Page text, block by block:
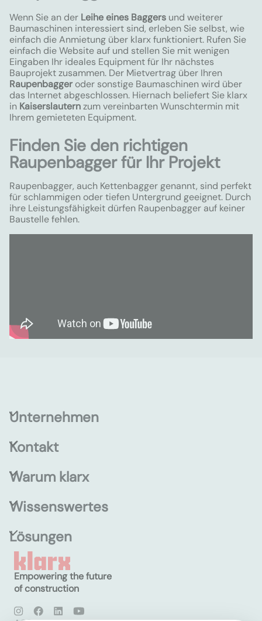
Wenn Sie an der Leihe eines Baggers und weiterer
Baumaschinen interessiert sind, erleben Sie selbst, wie
einfach die Anmietung über klarx funktioniert. Rufen Sie
einfach die Website auf und stellen Sie mit wenigen
Eingaben Ihr ideales Equipment für Ihr nächstes
Bauprojekt zusammen. Der Mietvertrag über Ihren
Raupenbagger oder sonstige Baumaschinen wird über
das Internet abgeschlossen. Hiernach beliefert Sie klarx
in Kaiserslauternzum vereinbarten Wunschtermin mit
Ihrem gemieteten Equipment.
Finden Sie den richtigen
Raupenbagger für Ihr Projekt
Raupenbagger, auch Kettenbagger genannt, sind perfekt
für schlammigen oder tiefen Untergrund geeignet. Durch
ihre Leistungsfähigkeit dürfen Raupenbagger auf keiner
Baustelle fehlen.
Unternehmen
Kontakt
Warum klarx
Wissenswertes
Lösungen
Empowering the future
of construction